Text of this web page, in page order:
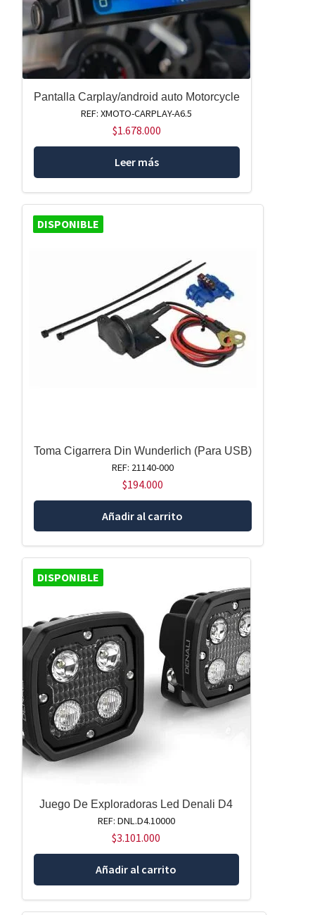
Pantalla Carplay/android auto Motorcycle
REF: XMOTO-CARPLAY-A6.5
$1.678.000
Leer más
DISPONIBLE
Toma Cigarrera Din Wunderlich (Para USB)
REF: 21140-000
$194.000
Añadir al carrito
DISPONIBLE
Juego De Exploradoras Led Denali D4
REF: DNL.D4.10000
$3.101.000
Añadir al carrito